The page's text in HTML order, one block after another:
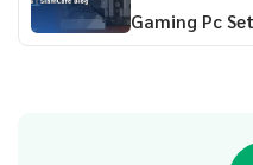
Gaming Pc